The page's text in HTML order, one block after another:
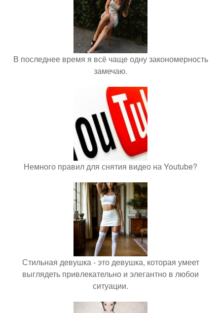
В последнее время я всё чаще одну закономерность
замечаю.
Немного правил для снятия видео на Youtube?
Стильная девушка - это девушка, которая умеет
выглядеть привлекательно и элегантно в любои
ситуации.